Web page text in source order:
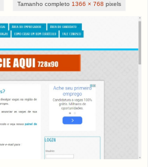
Tamanho completo 1366 × 768 pixels